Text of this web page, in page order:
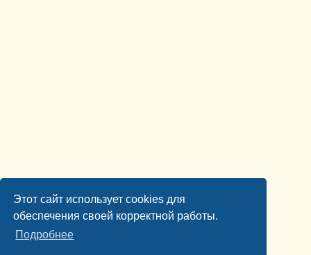
Этот сайт использует cookies для
обеспечения своей корректной работы.
Подробнее